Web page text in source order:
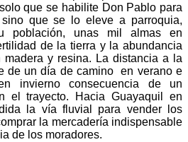
que se habilite Don Pablo para
que se lo eleve a parroquia,
población, unas mil almas en
de la tierra y la abundancia
y resina. La distancia a la
de un día de camino en verano e
invierno consecuencia de un
el trayecto. Hacia Guayaquil en
la vía fluvial para vender los
la mercadería indispensable
de los moradores.